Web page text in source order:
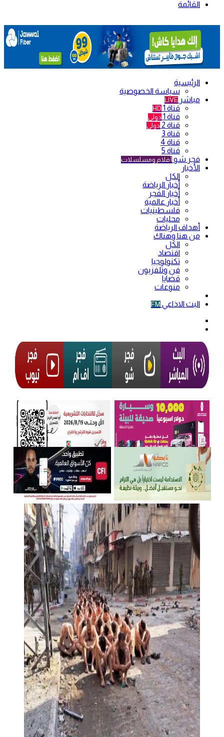
القائمة
الرئيسية
سياسة الخصوصية
مباشر LIVE
قناة 1 HD
قناة 1 دولي
قناة 2 دولي
قناة 3
قناة 4
قناة 5
فجر شو أفلام ومسلسلات
الأخبار
الكل
أخبار الرياضة
أخبار الفجر
أخبار عالمية
فلسطينيات
محليات
أهداف الرياضة
من هنا وهناك
الكل
اقتصاد
تكنولوجيا
فن وتلفزيون
قضايا
منوعات
البث الاذاعي FM